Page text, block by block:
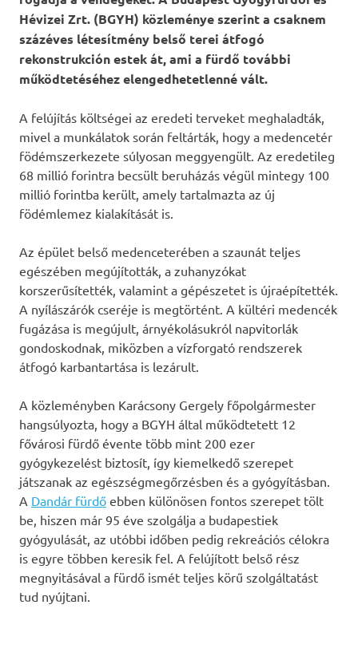
Hévizei Zrt. (BGYH) közleménye szerint a csaknem
százéves létesítmény belső terei átfogó
rekonstrukción estek át, ami a fürdő további
működtetéséhez elengedhetetlenné vált.
A felújítás költségei az eredeti terveket meghaladták,
mivel a munkálatok során feltárták, hogy a medencetér
födémszerkezete súlyosan meggyengült. Az eredetileg
68 millió forintra becsült beruházás végül mintegy 100
millió forintba került, amely tartalmazta az új
födémlemez kialakítását is.
Az épület belső medenceterében a szaunát teljes
egészében megújították, a zuhanyzókat
korszerűsítették, valamint a gépészetet is újraépítették.
A nyílászárók cseréje is megtörtént. A kültéri medencék
fugázása is megújult, árnyékolásukról napvitorlák
gondoskodnak, miközben a vízforgató rendszerek
átfogó karbantartása is lezárult.
A közleményben Karácsony Gergely főpolgármester
hangsúlyozta, hogy a BGYH által működtetett 12
fővárosi fürdő évente több mint 200 ezer
gyógykezelést biztosít, így kiemelkedő szerepet
játszanak az egészségmegőrzésben és a gyógyításban.
A Dandár fürdő ebben különösen fontos szerepet tölt
be, hiszen már 95 éve szolgálja a budapestiek
gyógyulását, az utóbbi időben pedig rekreációs célokra
is egyre többen keresik fel. A felújított belső rész
megnyitásával a fürdő ismét teljes körű szolgáltatást
tud nyújtani.